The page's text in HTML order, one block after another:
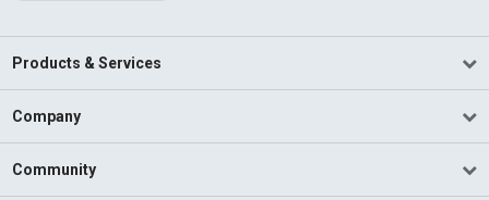
Products & Services
Company
Community